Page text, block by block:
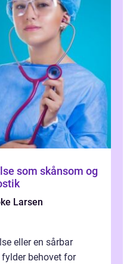
som skånsom og
Larsen
eller en sårbar
behovet for